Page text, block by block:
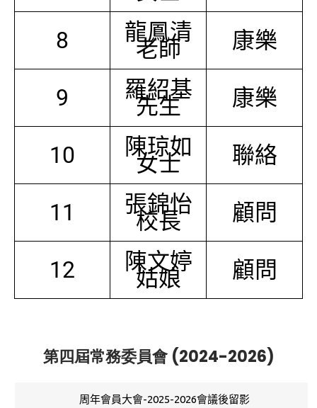
8 龍鳳清
老師 康樂
9 羅紹基
先生 康樂
10 陳琼如
女士 聯絡
11 張錦怡
校長 顧問
12 陳文婷
姑娘 顧問
第四屆常務委員會 (2024-2026)
周年會員大會-2025-2026會議後留影